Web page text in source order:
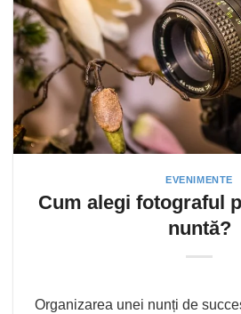
EVENIMENTE
Cum alegi fotograful
nuntă?
Organizarea unei nunți de